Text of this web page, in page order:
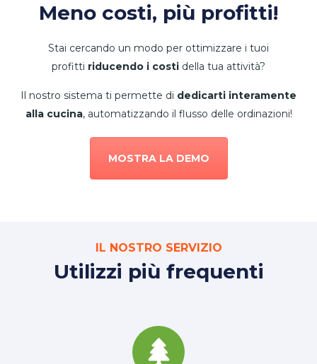
Meno costi, più profitti!
Stai cercando un modo per ottimizzare i tuoi
profitti riducendo i costi della tua attività?
Il nostro sistema ti permette di dedicarti interamente
alla cucina, automatizzando il flusso delle ordinazioni!
MOSTRA LA DEMO
IL NOSTRO SERVIZIO
Utilizzi più frequenti